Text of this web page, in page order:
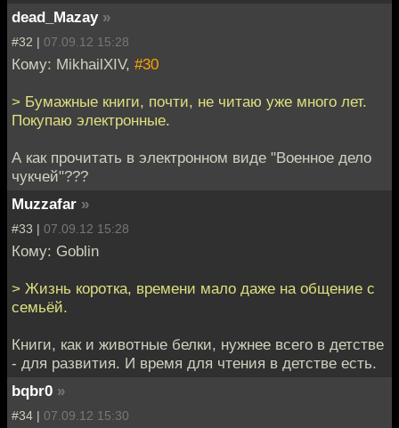
dead_Mazay »
#32 | 07.09.12 15:28
Кому: MikhailXIV, #30
> Бумажные книги, почти, не читаю уже много лет.
Покупаю электронные.
А как прочитать в электронном виде "Военное дело
чукчей"???
Muzzafar »
#33 | 07.09.12 15:28
Кому: Goblin
> Жизнь коротка, времени мало даже на общение с
семьёй.
Книги, как и животные белки, нужнее всего в детстве
- для развития. И время для чтения в детстве есть.
bqbr0 »
#34 | 07.09.12 15:30